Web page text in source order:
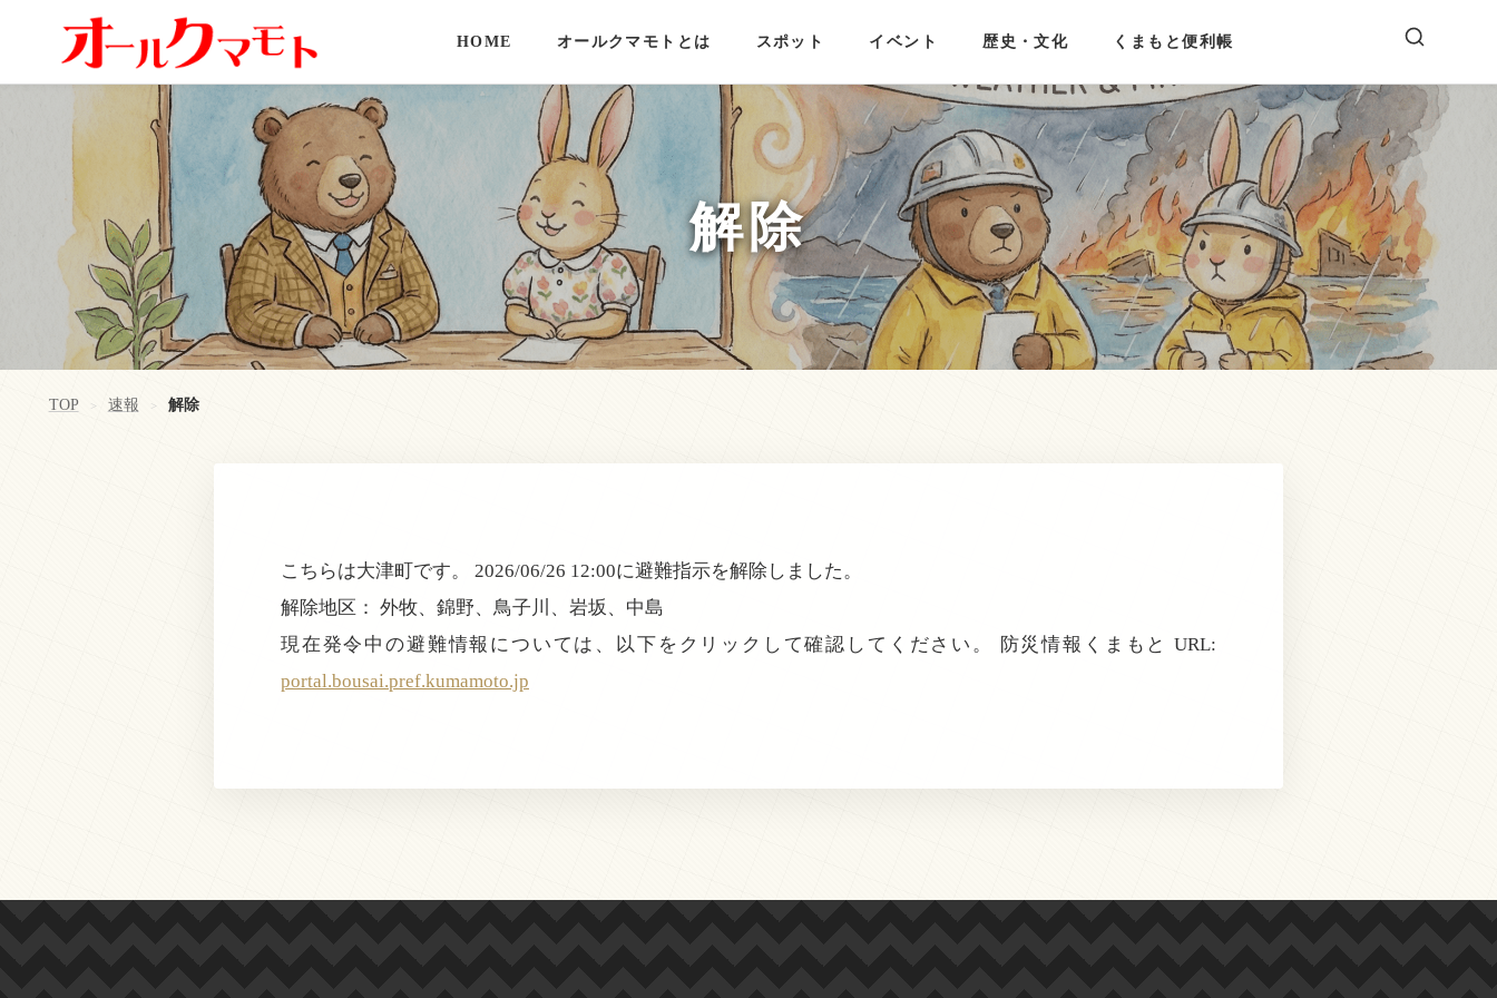
HOME オールクマモトとは スポット イベント 歴史・文化 くまもと便利帳
解除
TOP > 速報 > 解除
こちらは大津町です。 2026/06/26 12:00に避難指示を解除しました。
解除地区： 外牧、錦野、鳥子川、岩坂、中島
現在発令中の避難情報については、以下をクリックして確認してください。 防災情報くまもと URL:
portal.bousai.pref.kumamoto.jp